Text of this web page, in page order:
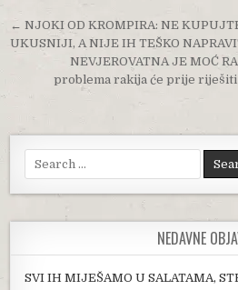
Post navigation
← NJOKI OD KROMPIRA: NE
UKUSNIJI, A NIJE IH TEŠKO
NEVJEROVATNA JE MOĆ
problema rakija će prije
Search for:
NEDAVNE
SVI IH MIJEŠAMO U SALATAMA,